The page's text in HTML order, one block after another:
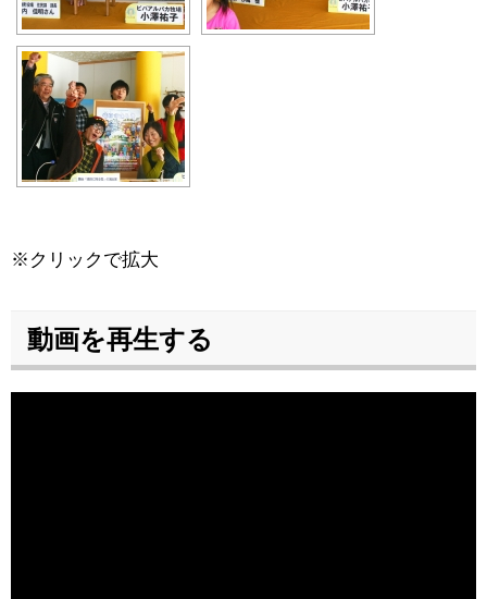
※クリックで拡大
動画を再生する